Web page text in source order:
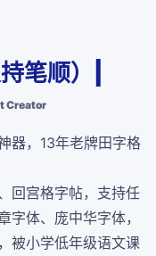
笔顺）|
Creator
器，13年老牌田字格
回宫格字帖，支持任
字体、庞中华字体，
被小学低年级语文课